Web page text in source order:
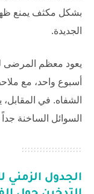
بشكل مكثف يمنع
الجديدة.
يعود معظم المرضى
أسبوع واحد، مع
الشفاه. في
السوائل الساخنة جداً خلال الـ 48 ساعة
الجدول الزمني